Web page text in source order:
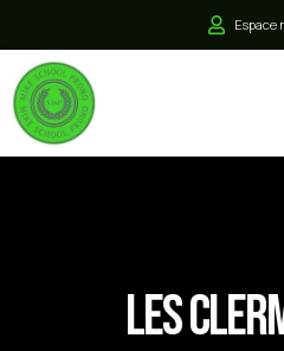
Espace
Les